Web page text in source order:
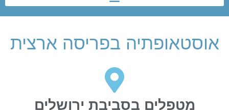
אוסטאופתיה בפריסה ארצית
מטפלים בסביבת ירושלים